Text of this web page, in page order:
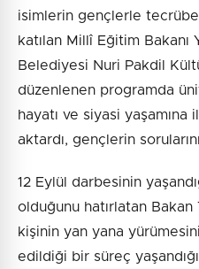
isimlerin gençlerle
katılan Millî Eğitim
Belediyesi Nuri Pakdil
düzenlenen programda
hayatı ve siyasi
aktardı, gençlerin
12 Eylül darbesinin
olduğunu hatırlatan
kişinin yan yana
edildiği bir süreç